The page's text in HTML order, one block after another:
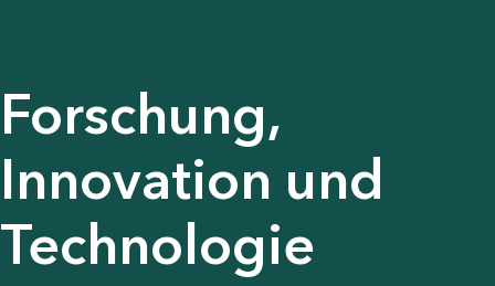
Forschung,
Innovation und
Technologie